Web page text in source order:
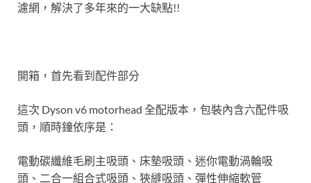
濾網，解決了多年來的一大缺點!!
開箱，首先看到配件部分
這次 Dyson v6 motorhead 全配版本，包裝內含六配件吸
頭，順時鐘依序是：
電動碳纖維毛刷主吸頭、床墊吸頭、迷你電動渦輪吸
頭、二合一組合式吸頭、狹縫吸頭、彈性伸縮軟管